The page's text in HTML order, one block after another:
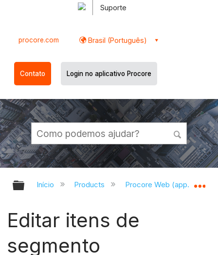
Suporte
procore.com Brasil (Português)
Contato Login no aplicativo Procore
Expandir/recolher hierarquia
Início Products Procore Web
Editar itens de
segmento